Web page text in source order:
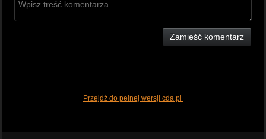
Zamieść komentarz
Przejdź do pełnej wersji cda.pl